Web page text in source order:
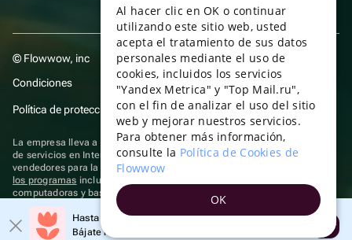
© Flowwow, inc
Condiciones
Política de protección y privacidad de datos
La empresa lleva a cabo su actividad en el ámbito de las TI: prestación
de servicios en Internet para la publicación de ofertas (anuncios) de
vendedores para la venta de artículos. Acceder a la
los programas incluidos en el registro de programas rusos para
computadoras y bases de datos.
Se aplican
tecnologías de recomendación
Hasta un 10% de descuento en el primer pedido
Bájate la aplicación y obtén tu código
Abrir
ENGLISH
UKRAINIAN
PORTUGUESE
SPANISH
HUNGARIAN
ITALIAN
Al hacer clic en OK o continuar
utilizando este sitio web, usted
acepta el tratamiento de sus datos
personales mediante el uso de
cookies, incluidos los servicios
"Yandex Metrica" y "Top Mail.ru",
con el fin de analizar el uso del sitio
web y mejorar nuestros servicios.
Para obtener más información,
consulte la Política de Cookies de
Flowwow
OK